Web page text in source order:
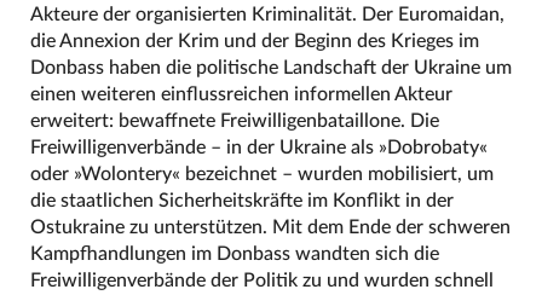
Akteure der organisierten Kriminalität. Der Euromaidan,
die Annexion der Krim und der Beginn des Krieges im
Donbass haben die politische Landschaft der Ukraine um
einen weiteren einflussreichen informellen Akteur
erweitert: bewaffnete Freiwilligenbataillone. Die
Freiwilligenverbände – in der Ukraine als »Dobrobaty«
oder »Wolontery« bezeichnet – wurden mobilisiert, um
die staatlichen Sicherheitskräfte im Konflikt in der
Ostukraine zu unterstützen. Mit dem Ende der schweren
Kampfhandlungen im Donbass wandten sich die
Freiwilligenverbände der Politik zu und wurden schnell